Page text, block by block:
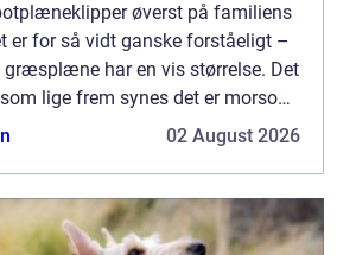
øverst på familiens
er for så vidt ganske forståeligt –
har en vis størrelse. Det
lige frem synes det er morsomt
at slå græs. Med en moderne...
02 August 2026